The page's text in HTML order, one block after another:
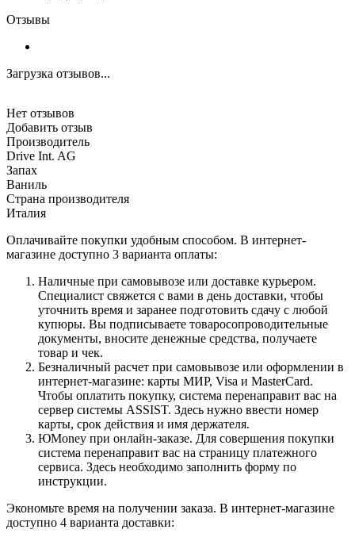
Отзывы
Загрузка отзывов...
Нет отзывов
Добавить отзыв
Производитель
Drive Int. AG
Запах
Ваниль
Страна производителя
Италия
Оплачивайте покупки удобным способом. В интернет-
магазине доступно 3 варианта оплаты:
Наличные при самовывозе или доставке курьером.
Специалист свяжется с вами в день доставки, чтобы
уточнить время и заранее подготовить сдачу с любой
купюры. Вы подписываете товаросопроводительные
документы, вносите денежные средства, получаете
товар и чек.
Безналичный расчет при самовывозе или оформлении в
интернет-магазине: карты МИР, Visa и MasterCard.
Чтобы оплатить покупку, система перенаправит вас на
сервер системы ASSIST. Здесь нужно ввести номер
карты, срок действия и имя держателя.
ЮMoney при онлайн-заказе. Для совершения покупки
система перенаправит вас на страницу платежного
сервиса. Здесь необходимо заполнить форму по
инструкции.
Экономьте время на получении заказа. В интернет-магазине
доступно 4 варианта доставки: